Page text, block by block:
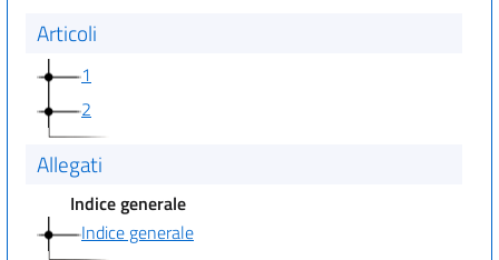
Articoli
1
2
Allegati
Indice generale
Indice generale